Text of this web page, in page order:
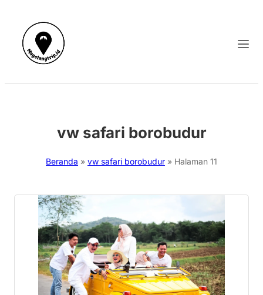
vw safari borobudur
Beranda » vw safari borobudur » Halaman 11